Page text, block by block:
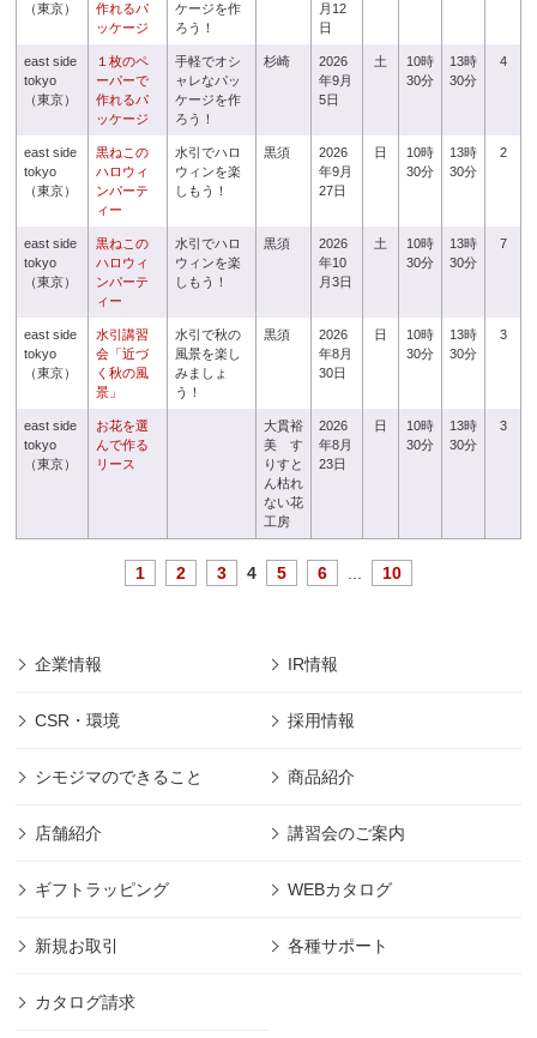
（東京）
作れるパ
ッケージ
ケージを作
ろう！
月12
日
east side
tokyo
（東京）
１枚のペ
ーパーで
作れるパ
ッケージ
手軽でオシ
ャレなパッ
ケージを作
ろう！
杉崎
2026
年9月
5日
土
10時
30分
13時
30分
4
east side
tokyo
（東京）
黒ねこの
ハロウィ
ンパーテ
ィー
水引でハロ
ウィンを楽
しもう！
黒須
2026
年9月
27日
日
10時
30分
13時
30分
2
east side
tokyo
（東京）
黒ねこの
ハロウィ
ンパーテ
ィー
水引でハロ
ウィンを楽
しもう！
黒須
2026
年10
月3日
土
10時
30分
13時
30分
7
east side
tokyo
（東京）
水引講習
会「近づ
く秋の風
景」
水引で秋の
風景を楽し
みましょ
う！
黒須
2026
年8月
30日
日
10時
30分
13時
30分
3
east side
tokyo
（東京）
お花を選
んで作る
リース
大貫裕
美 す
りすと
ん枯れ
ない花
工房
2026
年8月
23日
日
10時
30分
13時
30分
3
1 2 3 4 5 6 10
企業情報 IR情報
CSR・環境 採用情報
シモジマのできること 商品紹介
店舗紹介 講習会のご案内
ギフトラッピング WEBカタログ
新規お取引 各種サポート
カタログ請求